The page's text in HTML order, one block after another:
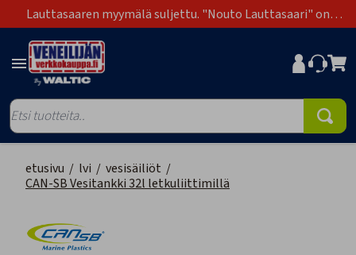
Lauttasaaren myymälä suljettu. "Nouto Lauttasaari" on
poistunut toimitustapavaihtoehdoista.
etusivu / lvi / vesisäiliöt /
CAN-SB Vesitankki 32l letkuliittimillä